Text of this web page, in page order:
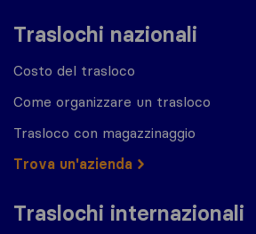
Traslochi nazionali
Costo del trasloco
Come organizzare un trasloco
Trasloco con magazzinaggio
Trova un'azienda
Traslochi internazionali